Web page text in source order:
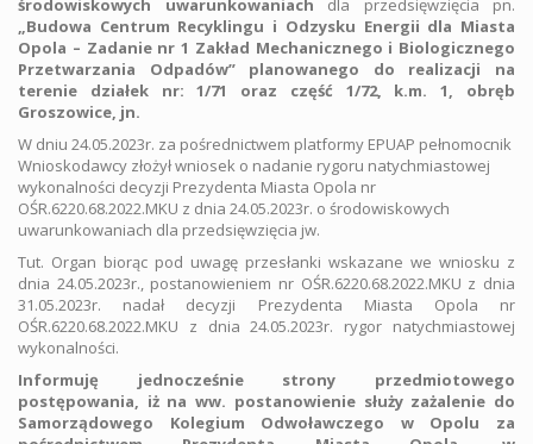
środowiskowych uwarunkowaniach dla przedsięwzięcia pn.
„Budowa Centrum Recyklingu i Odzysku Energii dla Miasta
Opola – Zadanie nr 1 Zakład Mechanicznego i Biologicznego
Przetwarzania Odpadów”planowanego do realizacji na
terenie działek nr: 1/71 oraz część 1/72, k.m. 1, obręb
Groszowice, jn.
W dniu 24.05.2023r. za pośrednictwem platformy EPUAP pełnomocnik
Wnioskodawcy złożył wniosek o nadanie rygoru natychmiastowej
wykonalności decyzji Prezydenta Miasta Opola nr
OŚR.6220.68.2022.MKU z dnia 24.05.2023r. o środowiskowych
uwarunkowaniach dla przedsięwzięcia jw.
Tut. Organ biorąc pod uwagę przesłanki wskazane we wniosku z
dnia 24.05.2023r., postanowieniem nr OŚR.6220.68.2022.MKU z dnia
31.05.2023r. nadał decyzji Prezydenta Miasta Opola nr
OŚR.6220.68.2022.MKU z dnia 24.05.2023r. rygor natychmiastowej
wykonalności.
Informuję jednocześnie strony przedmiotowego
postępowania, iż na ww. postanowienie służy zażalenie do
Samorządowego Kolegium Odwoławczego w Opolu za